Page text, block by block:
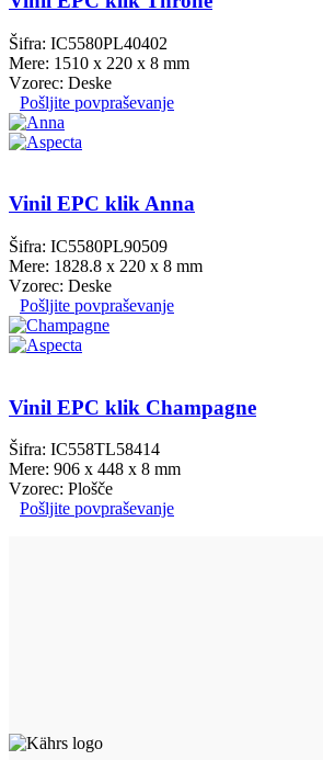
Šifra: IC5580PL40402
Mere: 1510 x 220 x 8 mm
Vzorec: Deske
Pošljite povpraševanje
Vinil EPC klik Anna
Šifra: IC5580PL90509
Mere: 1828.8 x 220 x 8 mm
Vzorec: Deske
Pošljite povpraševanje
Vinil EPC klik Champagne
Šifra: IC558TL58414
Mere: 906 x 448 x 8 mm
Vzorec: Plošče
Pošljite povpraševanje